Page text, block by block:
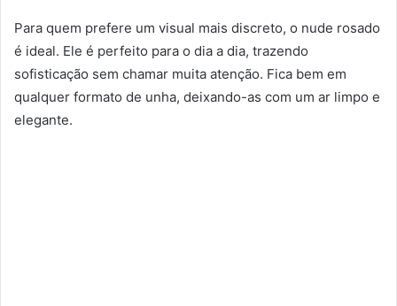
Para quem prefere um visual mais discreto, o nude rosado
é ideal. Ele é perfeito para o dia a dia, trazendo
sofisticação sem chamar muita atenção. Fica bem em
qualquer formato de unha, deixando-as com um ar limpo e
elegante.